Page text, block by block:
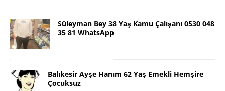
Süleyman Bey 38 Yaş Kamu Çalışanı 0530 048
35 81 WhatsApp
Balıkesir Ayşe Hanım 62 Yaş Emekli Hemşire
Çocuksuz